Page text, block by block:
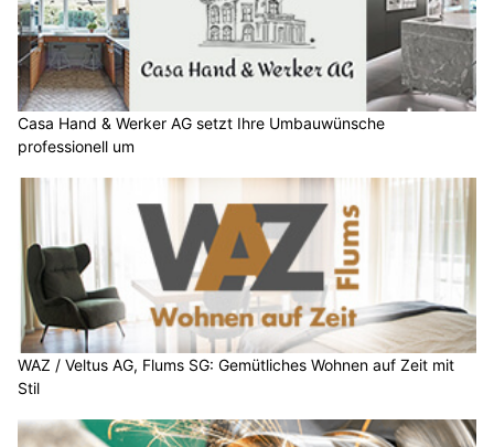
Casa Hand & Werker AG setzt Ihre Umbauwünsche
professionell um
WAZ / Veltus AG, Flums SG: Gemütliches Wohnen auf Zeit mit
Stil